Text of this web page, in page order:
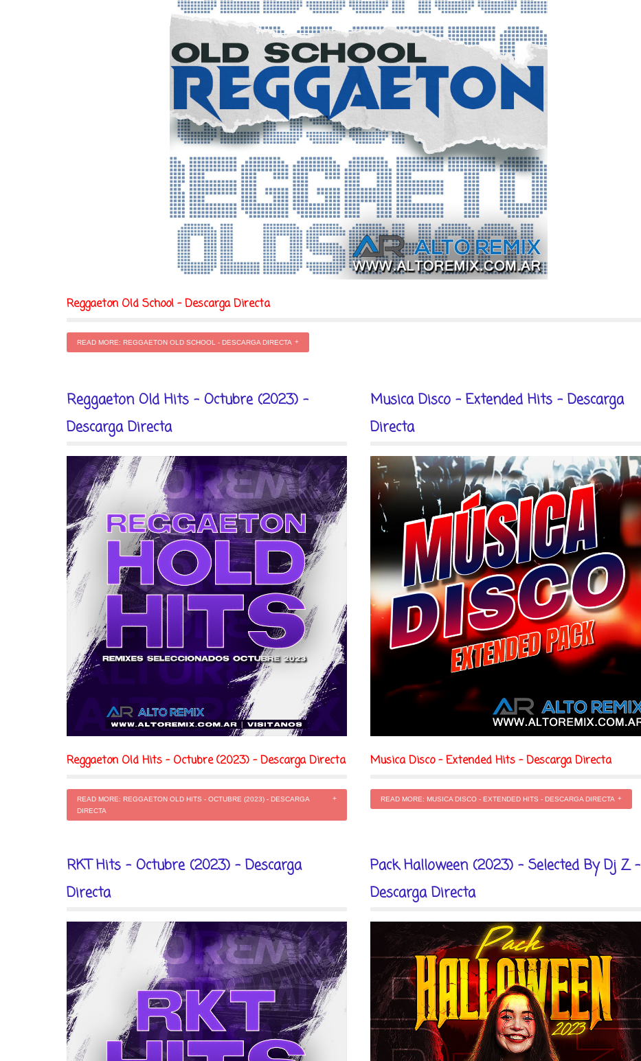
Reggaeton Old School - Descarga Directa
READ MORE: REGGAETON OLD SCHOOL - DESCARGA DIRECTA
Reggaeton Old Hits - Octubre (2023) -
Descarga Directa
Reggaeton Old Hits - Octubre (2023) - Descarga Directa
READ MORE: REGGAETON OLD HITS - OCTUBRE (2023) - DESCARGA
DIRECTA
Musica Disco - Extended Hits - Descarga
Directa
Musica Disco - Extended Hits - Descarga Directa
READ MORE: MUSICA DISCO - EXTENDED HITS - DESCARGA DIRECTA
RKT Hits - Octubre (2023) - Descarga
Directa
Pack Halloween (2023) - Selected By Dj Z -
Descarga Directa